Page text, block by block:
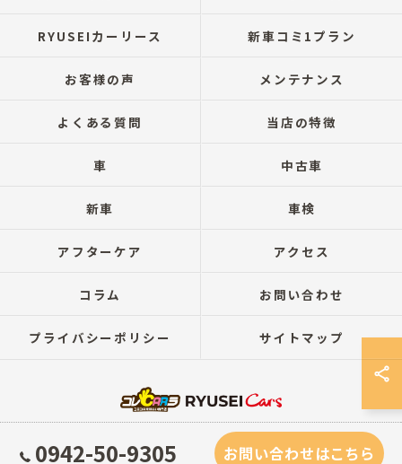
0942-50-9305 お問い合わせはこちら
RYUSEIカーリース 新車コミ1プラン
お客様の声 メンテナンス
よくある質問 当店の特徴
車 中古車
新車 車検
アフターケア アクセス
コラム お問い合わせ
プライバシーポリシー サイトマップ
© 2026 佐賀、福岡エリアで自社ローンならコレCARラ鳥栖店 RYUSEI Cars ALL